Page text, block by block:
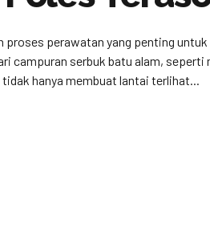
proses perawatan yang penting
campuran serbuk batu alam,
hanya membuat lantai terlihat...